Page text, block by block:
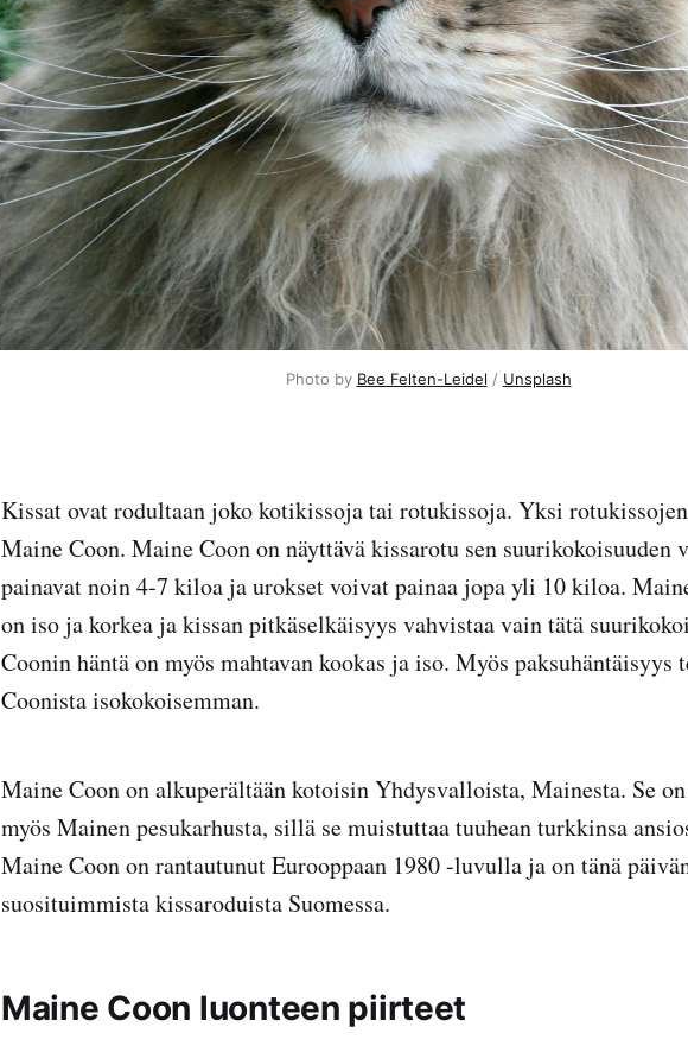
Photo by Bee Felten-Leidel / Unsplash
Kissat ovat rodultaan joko kotikissoja tai rotukissoja. Yksi
Maine Coon. Maine Coon on näyttävä kissarotu sen suurikokoisuuden
painavat noin 4-7 kiloa ja urokset voivat painaa jopa yli 10 kiloa.
on iso ja korkea ja kissan pitkäselkäisyys vahvistaa vain tätä
Coonin häntä on myös mahtavan kookas ja iso. Myös paksuhäntäisyys
Coonista isokokoisemman.
Maine Coon on alkuperältään kotoisin Yhdysvalloista, Mainesta. Se
myös Mainen pesukarhusta, sillä se muistuttaa tuuhean turkkinsa
Maine Coon on rantautunut Eurooppaan 1980 -luvulla ja on tänä
suosituimmista kissaroduista Suomessa.
Maine Coon luonteen piirteet